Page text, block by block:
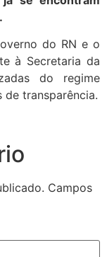
do RN e o
à Secretaria da
do regime
transparência.
Campos